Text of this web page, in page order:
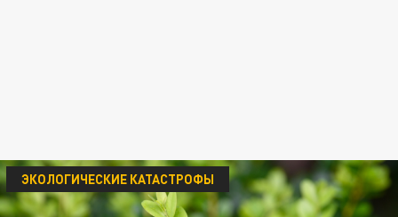
ЭКОЛОГИЧЕСКИЕ КАТАСТРОФЫ